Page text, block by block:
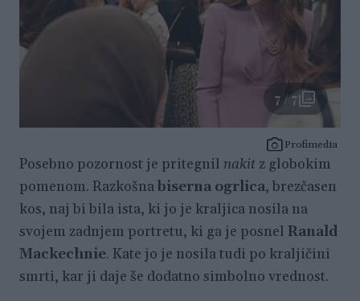
7 / 7
Profimedia
Posebno pozornost je pritegnil nakit z globokim
pomenom. Razkošna biserna ogrlica, brezčasen
kos, naj bi bila ista, ki jo je kraljica nosila na
svojem zadnjem portretu, ki ga je posnel Ranald
Mackechnie. Kate jo je nosila tudi po kraljičini
smrti, kar ji daje še dodatno simbolno vrednost.